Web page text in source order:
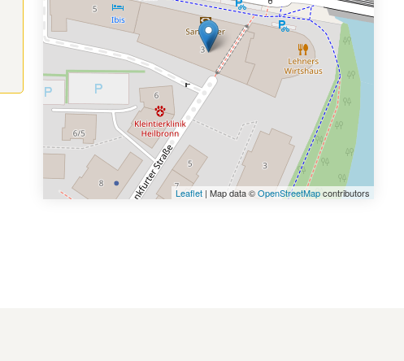
Leaflet| Map data ©OpenStreetMapcontributors